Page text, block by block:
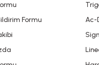
Formu
Ac-